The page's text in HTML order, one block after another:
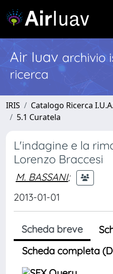
Air Iuav archivio
ricerca
IRIS Catalogo Ricerca
5.1 Curatela
L'indagine e la
Lorenzo Braccesi
M. BASSANI;
2013-01-01
Scheda breve
Scheda completa